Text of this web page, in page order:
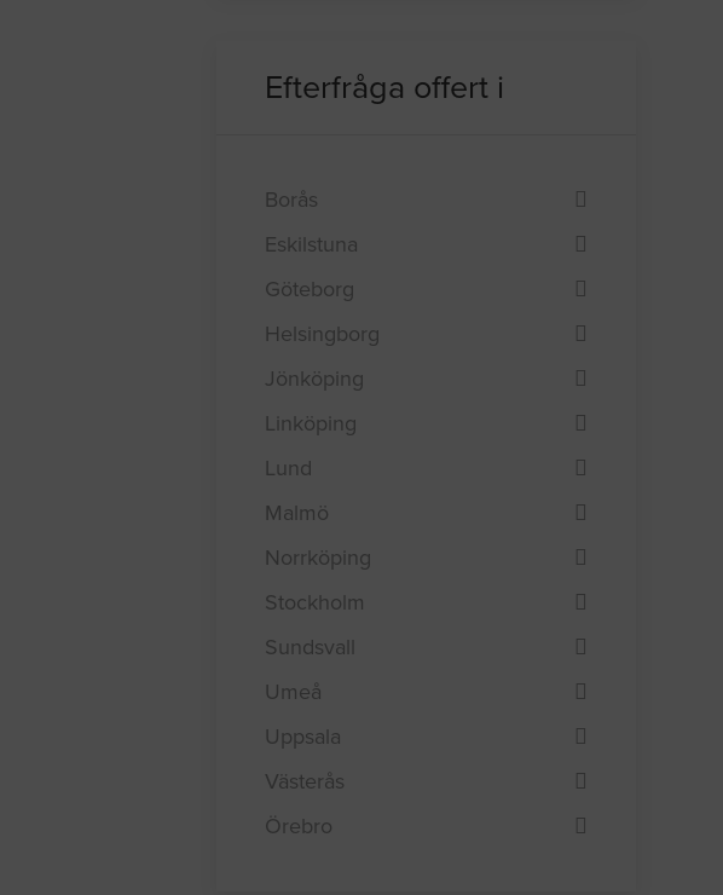
Efterfråga offert i
Borås
Eskilstuna
Göteborg
Helsingborg
Jönköping
Linköping
Lund
Malmö
Norrköping
Stockholm
Sundsvall
Umeå
Uppsala
Västerås
Örebro